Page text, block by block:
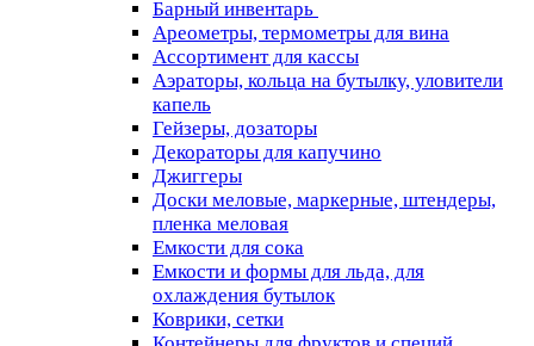
Барный инвентарь
Ареометры, термометры для вина
Ассортимент для кассы
Аэраторы, кольца на бутылку, уловители
капель
Гейзеры, дозаторы
Декораторы для капучино
Джиггеры
Доски меловые, маркерные, штендеры,
пленка меловая
Емкости для сока
Емкости и формы для льда, для
охлаждения бутылок
Коврики, сетки